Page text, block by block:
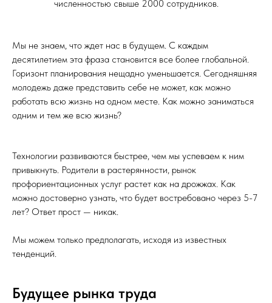
численностью свыше 2000 сотрудников.
Мы не знаем, что ждет нас в будущем. С каждым
десятилетием эта фраза становится все более глобальной.
Горизонт планирования нещадно уменьшается. Сегодняшняя
молодежь даже представить себе не может, как можно
работать всю жизнь на одном месте. Как можно заниматься
одним и тем же всю жизнь?
Технологии развиваются быстрее, чем мы успеваем к ним
привыкнуть. Родители в растерянности, рынок
профориентационных услуг растет как на дрожжах. Как
можно достоверно узнать, что будет востребовано через 5-7
лет? Ответ прост — никак.
Мы можем только предполагать, исходя из известных
тенденций.
Будущее рынка труда